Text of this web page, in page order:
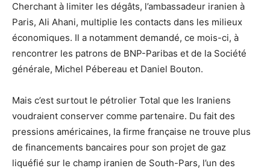
Cherchant à limiter les dégâts, l’ambassadeur iranien à
Paris, Ali Ahani, multiplie les contacts dans les milieux
économiques. Il a notamment demandé, ce mois-ci, à
rencontrer les patrons de BNP-Paribas et de la Société
générale, Michel Pébereau et Daniel Bouton.
Mais c’est surtout le pétrolier Total que les Iraniens
voudraient conserver comme partenaire. Du fait des
pressions américaines, la firme française ne trouve plus
de financements bancaires pour son projet de gaz
liquéfié sur le champ iranien de South-Pars, l’un des